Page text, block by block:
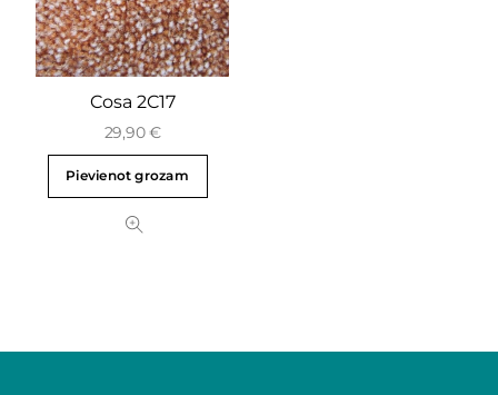
Cosa 2C17
29,90€
Pievienot grozam